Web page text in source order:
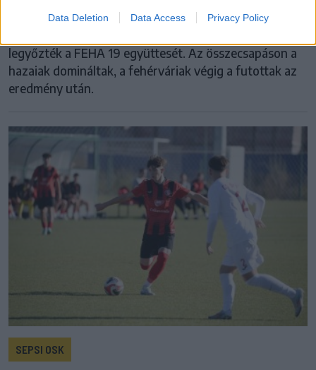
Data Deletion Data Access Privacy Policy
Magabiztos győzelemmel kezdte a jégkorong Erste
legyőzték a FEHA 19 együttesét. Az összecsapáson a
hazaiak domináltak, a fehérváriak végig a futottak az
eredmény után.
SEPSI OSK